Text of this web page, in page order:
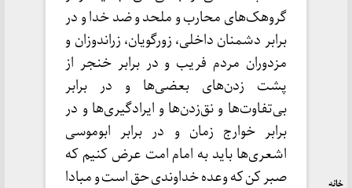
گروهک‌های محارب و ملحد و ضد خدا و در
برابر دشمنان داخلی، زورگویان، زراندوزان و
مزدوران مردم فریب و در برابر خنجر از
پشت زدن‌های بعضی‌ها و در برابر
بی‌تفاوت‌ها و نق‌زدن‌ها و ایرادگیری‌ها و در
برابر خوارج زمان و در برابر ابوموسی
اشعری‌ها باید به امام امت عرض کنیم که
صبر کن که وعده خداوندی حق است و مبادا